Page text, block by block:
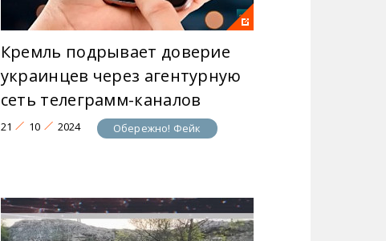
Кремль подрывает доверие
украинцев через агентурную
сеть телеграмм-каналов
21 10 2024 Обережно! Фейк